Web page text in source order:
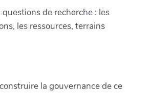
de recherche : les
les ressources, terrains
la gouvernance de ce